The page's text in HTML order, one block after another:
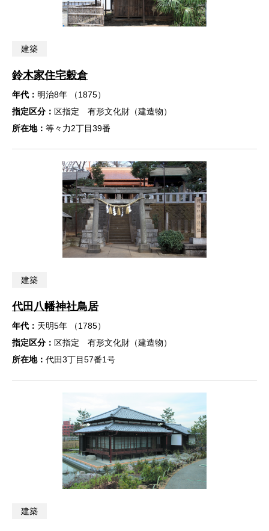
建築
鈴木家住宅穀倉
年代： 明治8年 （1875）
指定区分： 区指定 有形文化財（建造物）
所在地： 等々力2丁目39番
建築
代田八幡神社鳥居
年代： 天明5年 （1785）
指定区分： 区指定 有形文化財（建造物）
所在地： 代田3丁目57番1号
建築